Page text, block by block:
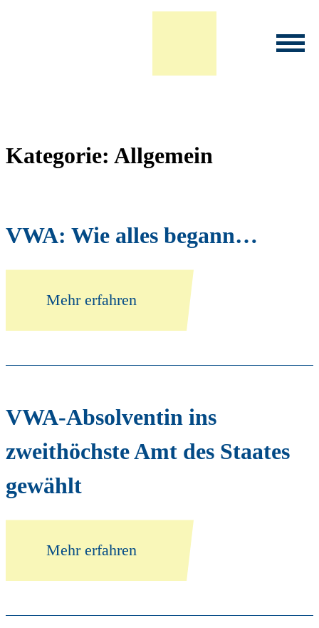
Kategorie: Allgemein
VWA: Wie alles begann…
Mehr erfahren
VWA-Absolventin ins
zweithöchste Amt des Staates
gewählt
Mehr erfahren